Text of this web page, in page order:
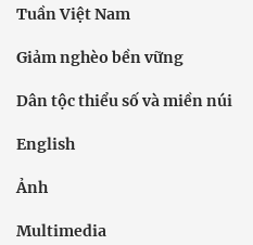
Tuần Việt Nam
Giảm nghèo bền vững
Dân tộc thiểu số và miền núi
English
Ảnh
Multimedia